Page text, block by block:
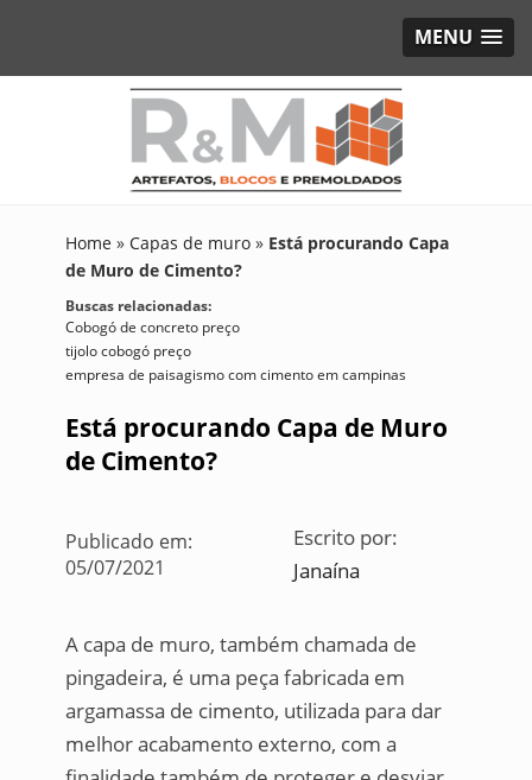
MENU
Home » Capas de muro » Está procurando Capa
de Muro de Cimento?
Buscas relacionadas:
Cobogó de concreto preço
tijolo cobogó preço
empresa de paisagismo com cimento em campinas
Está procurando Capa de Muro
de Cimento?
Publicado em:
05/07/2021
Escrito por:
Janaína
A capa de muro, também chamada de
pingadeira, é uma peça fabricada em
argamassa de cimento, utilizada para dar
melhor acabamento externo, com a